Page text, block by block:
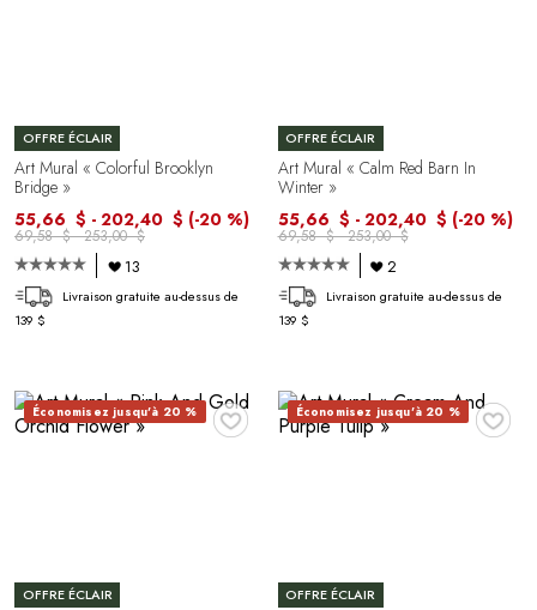
OFFRE ÉCLAIR
Art Mural « Colorful Brooklyn
Bridge »
55,66 $ - 202,40 $ (-20 %)
69,58 $ - 253,00 $
13
Livraison gratuite au-dessus de
139 $
OFFRE ÉCLAIR
Art Mural « Calm Red Barn In
Winter »
55,66 $ - 202,40 $ (-20 %)
69,58 $ - 253,00 $
2
Livraison gratuite au-dessus de
139 $
♥
Économisez jusqu'à 20 %
OFFRE ÉCLAIR
♥
Économisez jusqu'à 20 %
OFFRE ÉCLAIR